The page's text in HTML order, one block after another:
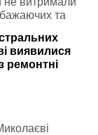
бажаючих та
українці
виявилися
ремонтні